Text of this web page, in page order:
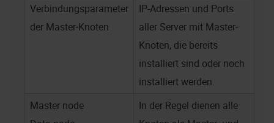
Verbindungsparameter
der Master-Knoten
IP-Adressen und Ports
aller Server mit Master-
Knoten, die bereits
installiert sind oder noch
installiert werden.
Master node
In der Regel dienen alle